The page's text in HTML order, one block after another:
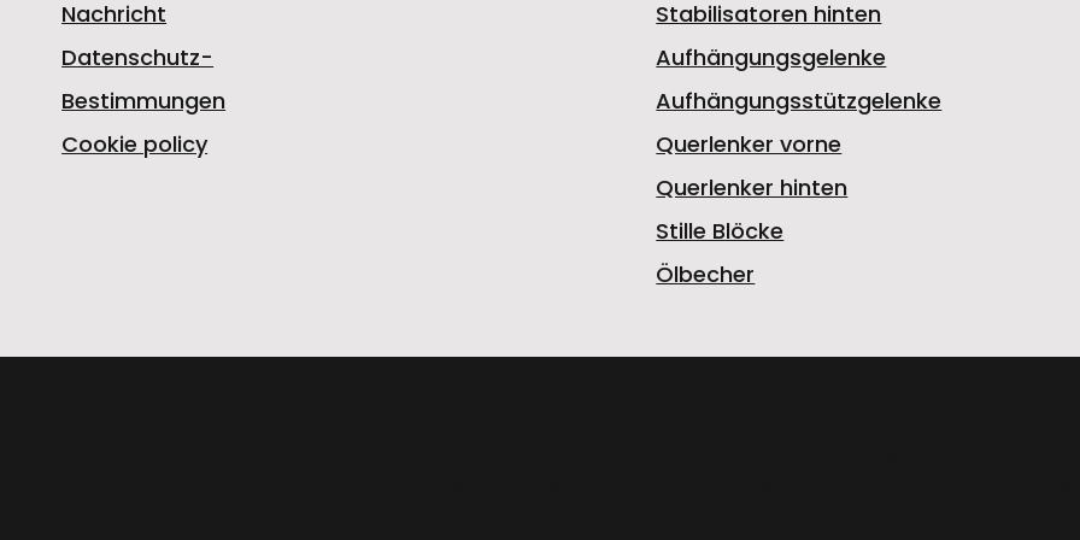
Stabilisatoren hinten
Aufhängungsgelenke
Aufhängungsstützgelenke
Querlenker vorne
Querlenker hinten
Stille Blöcke
Ölbecher
Nachricht
Datenschutz-
Bestimmungen
Cookie policy